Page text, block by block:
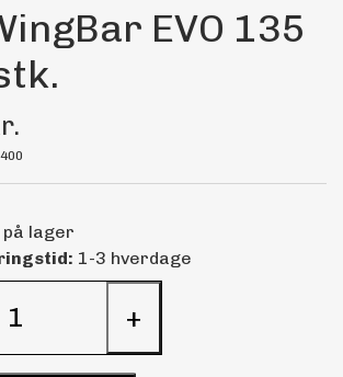
Kemi
Dæk & Fælge
EVO 135
på lager
1-3 hverdage
+